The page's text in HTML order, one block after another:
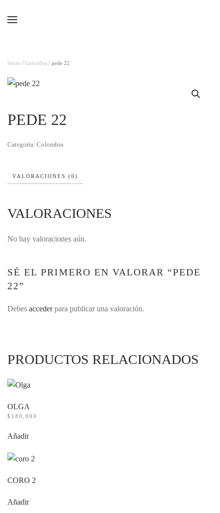
Inicio / Colombia / pede 22
PEDE 22
Categoría: Colombia
VALORACIONES (0)
VALORACIONES
No hay valoraciones aún.
SÉ EL PRIMERO EN VALORAR “PEDE
22”
Debes accederpara publicar una valoración.
PRODUCTOS RELACIONADOS
OLGA
$ 180,000
Añadir
CORO 2
Añadir